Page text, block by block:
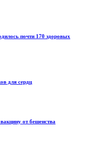
почти 170 здоровых
для сердц
от бешенства